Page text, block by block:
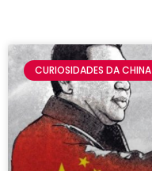
CURIOSIDADES DA CHINA